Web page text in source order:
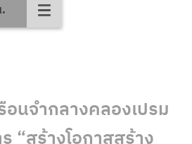
นจำกลางคลองเปรม